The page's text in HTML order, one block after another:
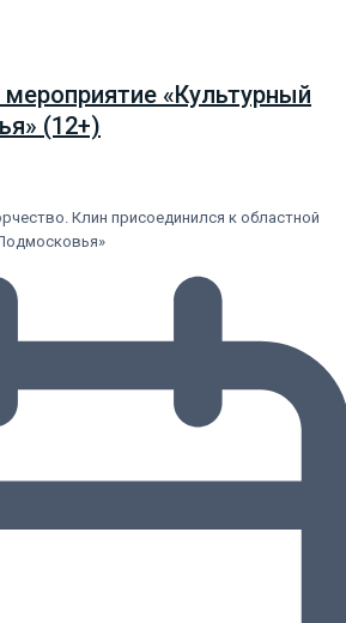
«Культурный
(12+)
Клин присоединился к областной